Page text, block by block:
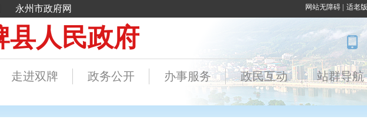
网站无障碍| 适老版